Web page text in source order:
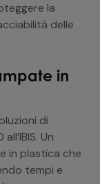
la
delle
in
di
Un
in plastica che
tempi e